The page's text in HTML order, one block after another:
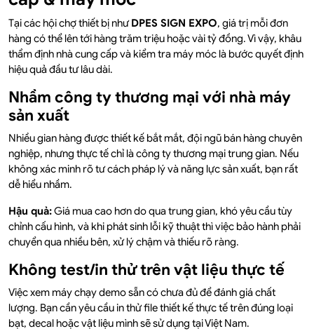
Tại các hội chợ thiết bị nhưDPES SIGN EXPO, giá trị mỗi đơn
hàng có thể lên tới hàng trăm triệu hoặc vài tỷ đồng. Vì vậy, khâu
thẩm định nhà cung cấp và kiểm tra máy móc là bước quyết định
hiệu quả đầu tư lâu dài.
Nhầm công ty thương mại với nhà máy
sản xuất
Nhiều gian hàng được thiết kế bắt mắt, đội ngũ bán hàng chuyên
nghiệp, nhưng thực tế chỉ là công ty thương mại trung gian. Nếu
không xác minh rõ tư cách pháp lý và năng lực sản xuất, bạn rất
dễ hiểu nhầm.
Hậu quả:Giá mua cao hơn do qua trung gian, khó yêu cầu tùy
chỉnh cấu hình, và khi phát sinh lỗi kỹ thuật thì việc bảo hành phải
chuyển qua nhiều bên, xử lý chậm và thiếu rõ ràng.
Không test/in thử trên vật liệu thực tế
Việc xem máy chạy demo sẵn có chưa đủ để đánh giá chất
lượng. Bạn cần yêu cầu in thử file thiết kế thực tế trên đúng loại
bạt, decal hoặc vật liệu mình sẽ sử dụng tại Việt Nam.